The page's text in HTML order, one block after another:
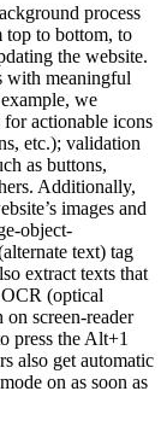
process
top to bottom, to
the website.
with meaningful
we
actionable icons
etc.); validation
as buttons,
Additionally,
images and
object-
text) tag
extract texts that
(optical
screen-reader
press the Alt+1
also get automatic
on as soon as